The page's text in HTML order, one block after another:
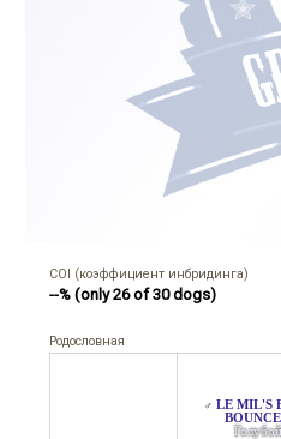
COI (коэффициент инбридинга)
--% (only 26 of 30 dogs)
Родословная
♂ LE MIL'S
Голубой